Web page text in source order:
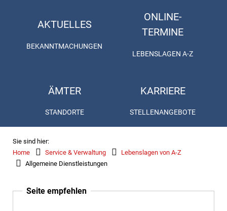
AKTUELLES
BEKANNTMACHUNGEN
ONLINE-
TERMINE
LEBENSLAGEN A-Z
ÄMTER
STANDORTE
KARRIERE
STELLENANGEBOTE
Sie sind hier:
Home
Service & Verwaltung
Lebenslagen von A-Z
Allgemeine Dienstleistungen
Seite empfehlen